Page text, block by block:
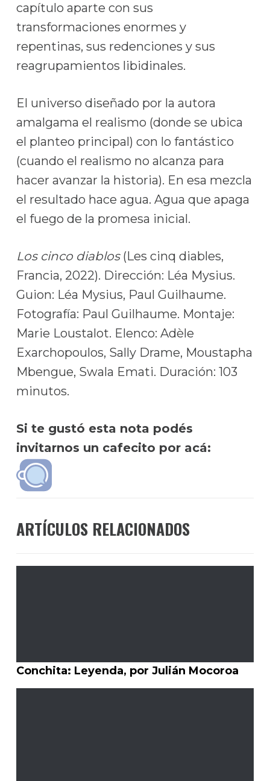
capítulo aparte con sus
transformaciones enormes y
repentinas, sus redenciones y sus
reagrupamientos libidinales.
El universo diseñado por la autora
amalgama el realismo (donde se ubica
el planteo principal) con lo fantástico
(cuando el realismo no alcanza para
hacer avanzar la historia). En esa mezcla
el resultado hace agua. Agua que apaga
el fuego de la promesa inicial.
Los cinco diablos(Les cinq diables,
Francia, 2022). Dirección: Léa Mysius.
Guion: Léa Mysius, Paul Guilhaume.
Fotografía: Paul Guilhaume. Montaje:
Marie Loustalot. Elenco: Adèle
Exarchopoulos, Sally Drame, Moustapha
Mbengue, Swala Emati. Duración: 103
minutos.
Si te gustó esta nota podés
invitarnos un cafecito por acá:
ARTÍCULOS RELACIONADOS
Conchita: Leyenda, por Julián Mocoroa